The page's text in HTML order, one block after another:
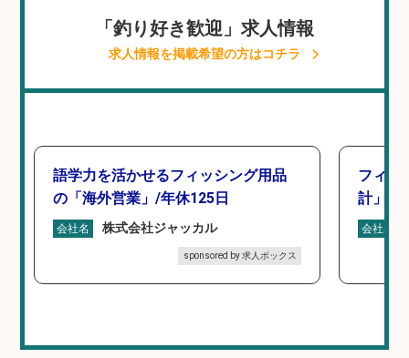
「釣り好き歓迎」求人情報
求人情報を掲載希望の方はコチラ
語学力を活かせるフィッシング用品
の「海外営業」/年休125日
会社名 株式会社ジャッカル
sponsored by 求人ボックス
フィッ
計」
会社名